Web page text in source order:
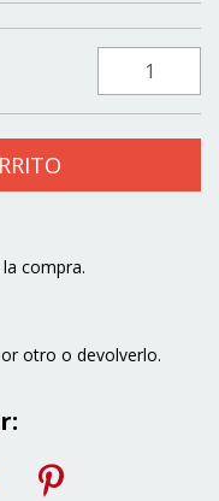
compra.
otro o devolverlo.